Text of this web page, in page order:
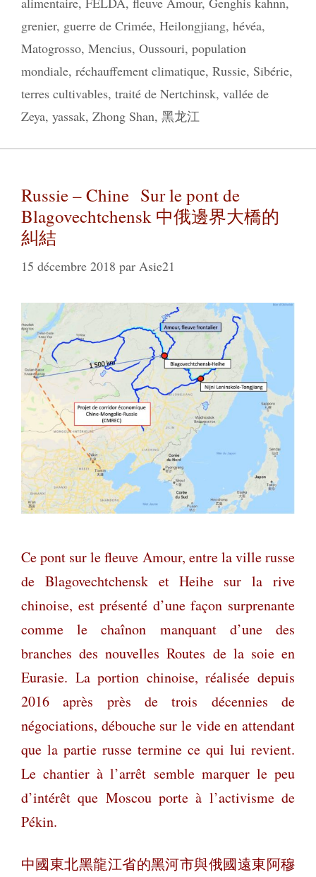
grenier, guerre de Crimée, Heilongjiang, hévéa,
Matogrosso, Mencius, Oussouri, population
mondiale, réchauffement climatique, Russie, Sibérie,
terres cultivables, traité de Nertchinsk, vallée de
Zeya, yassak, Zhong Shan, 黑龙江
Russie – Chine Sur le pont de
Blagovechtchensk 中俄邊界大橋的
糾結
15 décembre 2018 par Asie21
Ce pont sur le fleuve Amour, entre la ville russe
de Blagovechtchensk et Heihe sur la rive
chinoise, est présenté d’une façon surprenante
comme le chaînon manquant d’une des
branches des nouvelles Routes de la soie en
Eurasie. La portion chinoise, réalisée depuis
2016 après près de trois décennies de
négociations, débouche sur le vide en attendant
que la partie russe termine ce qui lui revient.
Le chantier à l’arrêt semble marquer le peu
d’intérêt que Moscou porte à l’activisme de
Pékin.
中國東北黑龍江省的黑河市與俄國遠東阿穆